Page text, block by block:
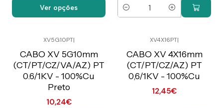
Ver opções
Quantidade
C/IVA
XV5G10PT|
CABO XV 5G10mm
(CT/PT/CZ/VA/AZ) PT
0.6/1KV - 100%Cu
Preto
10,24€
C/IVA
XV4X16PT|
CABO XV 4X16mm
(CT/PT/CZ/AZ) PT
0,6/1KV - 100%Cu
12,45€